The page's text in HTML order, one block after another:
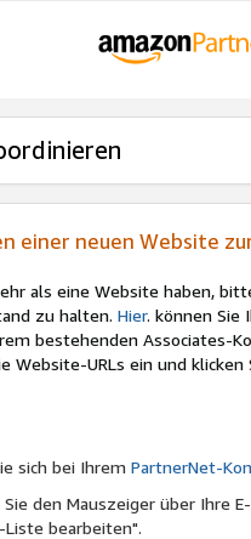
einer neuen Website
als eine Website haben,
zu halten.Hier. können Sie
bestehenden Associates-
Website-URLs ein und
sich bei IhremPartnerNet-
Sie den Mauszeiger über Ihre
bearbeiten".